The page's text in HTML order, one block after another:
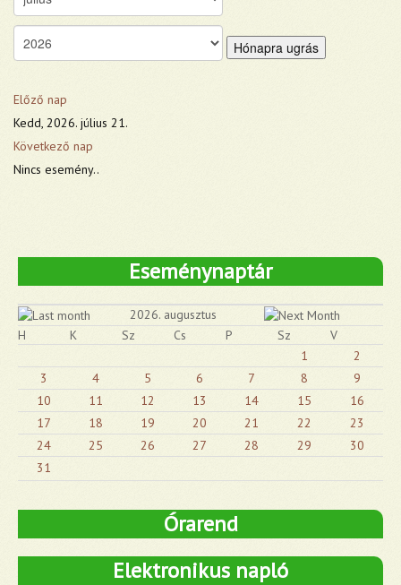
Hónapra ugrás
Előző nap
Kedd, 2026. július 21.
Következő nap
Nincs esemény..
Eseménynaptár
2026. augusztus
H
K Sz Cs P Sz
V
1
2
3
4 5 6 7 8
9
10
11 12 13 14 15
16
17
18 19 20 21 22
23
24
25 26 27 28 29
30
31
Órarend
Elektronikus napló